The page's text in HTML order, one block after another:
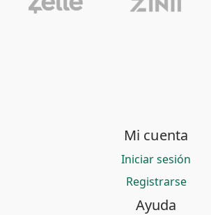
Mi cuenta
Iniciar sesión
Registrarse
Ayuda